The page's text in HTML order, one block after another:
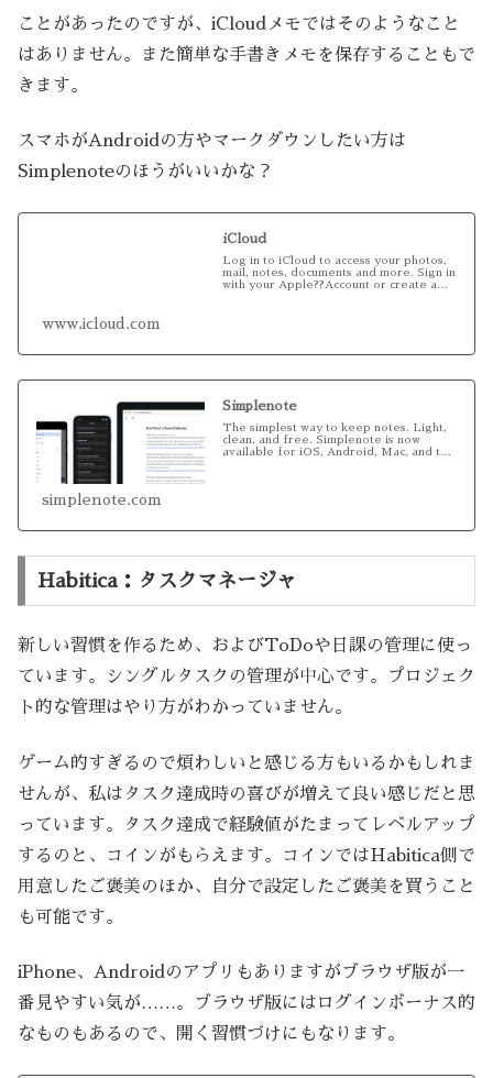
ことがあったのですが、iCloudメモではそのようなこと
はありません。また簡単な手書きメモを保存することもで
きます。
スマホがAndroidの方やマークダウンしたい方は
Simplenoteのほうがいいかな？
iCloud
Log in to iCloud to access your photos,
mail, notes, documents and more. Sign in
with your Apple??Account or create a
www.icloud.com
Simplenote
The simplest way to keep notes. Light,
clean, and free. Simplenote is now
available for iOS, Android, Mac, and the
simplenote.com
Habitica：タスクマネージャ
新しい習慣を作るため、およびToDoや日課の管理に使っ
ています。シングルタスクの管理が中心です。プロジェク
ト的な管理はやり方がわかっていません。
ゲーム的すぎるので煩わしいと感じる方もいるかもしれま
せんが、私はタスク達成時の喜びが増えて良い感じだと思
っています。タスク達成で経験値がたまってレベルアップ
するのと、コインがもらえます。コインではHabitica側で
用意したご褒美のほか、自分で設定したご褒美を買うこと
も可能です。
iPhone、Androidのアプリもありますがブラウザ版が一
番見やすい気が……。ブラウザ版にはログインボーナス的
なものもあるので、開く習慣づけにもなります。